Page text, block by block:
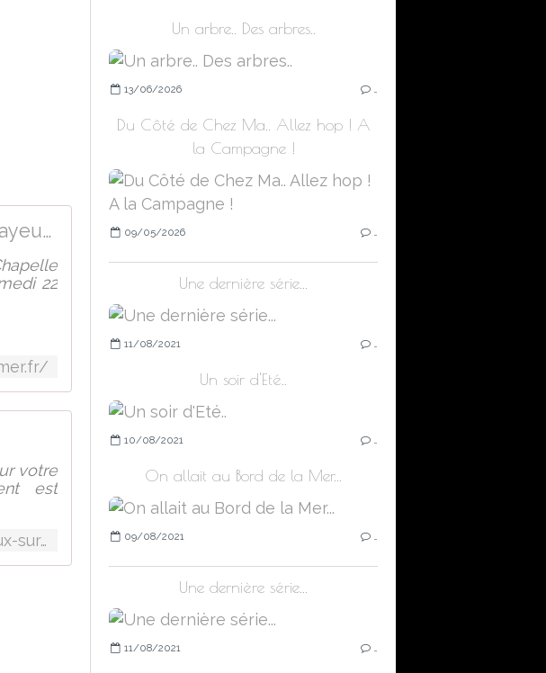
Cayeux-sur-Mer Site officiel de la Ville de Cayeux-sur-Mer
22
votre
est
https://www.somme-tourisme.com/la-baie-de-somme/cayeux-sur-mer-et-la-pointe-du-hourdel
Un arbre.. Des arbres..
13/06/2026
Du Côté de Chez Ma.. Allez hop ! A
la Campagne !
09/05/2026
Une dernière série...
11/08/2021
Un soir d'Eté..
10/08/2021
On allait au Bord de la Mer...
09/08/2021
Une dernière série...
11/08/2021